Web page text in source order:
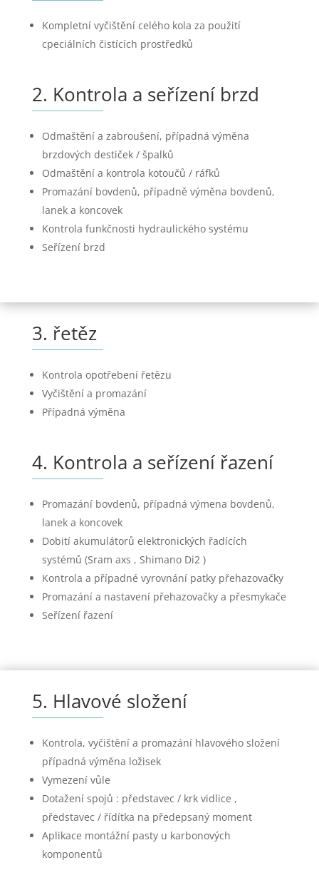
Kompletní vyčištění celého kola za použití
cpeciálních čistících prostředků
2. Kontrola a seřízení brzd
Odmaštění a zabroušení, případná výměna
brzdových destiček / špalků
Odmaštění a kontrola kotoučů / ráfků
Promazání bovdenů, případně výměna bovdenů,
lanek a koncovek
Kontrola funkčnosti hydraulického systému
Seřízení brzd
3. řetěz
Kontrola opotřebení řetězu
Vyčištění a promazání
Případná výměna
4. Kontrola a seřízení řazení
Promazání bovdenů, případná výmena bovdenů,
lanek a koncovek
Dobití akumulátorů elektronických řadících
systémů (Sram axs , Shimano Di2 )
Kontrola a případné vyrovnání patky přehazovačky
Promazání a nastavení přehazovačky a přesmykače
Seřízení řazení
5. Hlavové složení
Kontrola, vyčištění a promazání hlavového složení
případná výměna ložisek
Vymezení vůle
Dotažení spojů : představec / krk vidlice ,
představec / řídítka na předepsaný moment
Aplikace montážní pasty u karbonových
komponentů